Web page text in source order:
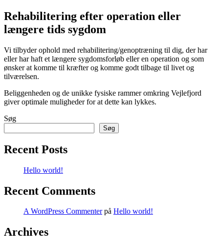
Rehabilitering efter operation eller
længere tids sygdom
Vi tilbyder ophold med rehabilitering/genoptræning til dig, der har
eller har haft et længere sygdomsforløb eller en operation og som
ønsker at komme til kræfter og komme godt tilbage til livet og
tilværelsen.
Beliggenheden og de unikke fysiske rammer omkring Vejlefjord
giver optimale muligheder for at dette kan lykkes.
Søg
Søg
Recent Posts
Hello world!
Recent Comments
A WordPress Commenterpå Hello world!
Archives